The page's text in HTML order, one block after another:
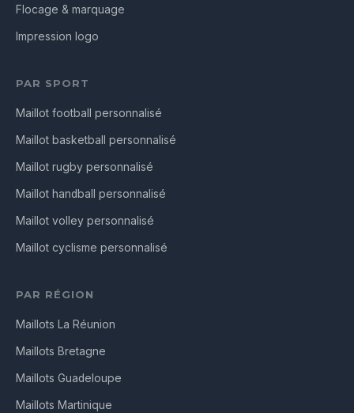
Flocage & marquage
Impression logo
PAR SPORT
Maillot football personnalisé
Maillot basketball personnalisé
Maillot rugby personnalisé
Maillot handball personnalisé
Maillot volley personnalisé
Maillot cyclisme personnalisé
PAR RÉGION
Maillots La Réunion
Maillots Bretagne
Maillots Guadeloupe
Maillots Martinique